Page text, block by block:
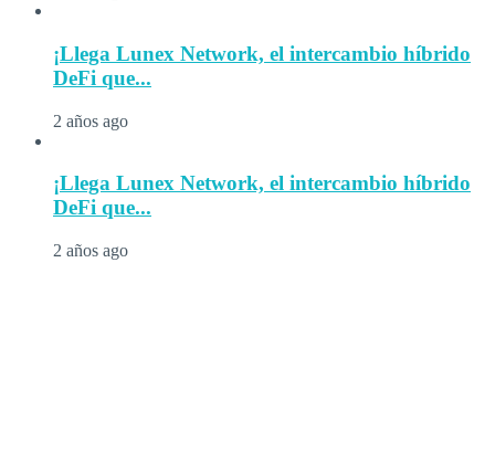
¡Llega Lunex Network, el intercambio híbrido
DeFi que...
2 años ago
¡Llega Lunex Network, el intercambio híbrido
DeFi que...
2 años ago